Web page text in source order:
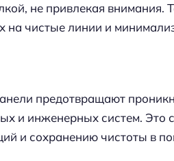
не привлекая внимания.
на чистые линии и
предотвращают
и инженерных систем. Это
и сохранению чистоты в